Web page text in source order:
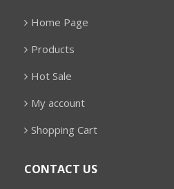
Home Page
Products
Hot Sale
My account
Shopping Cart
CONTACT US